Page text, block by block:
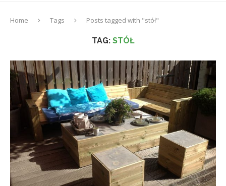
Home Tags Posts tagged with "stół"
TAG: STÓŁ